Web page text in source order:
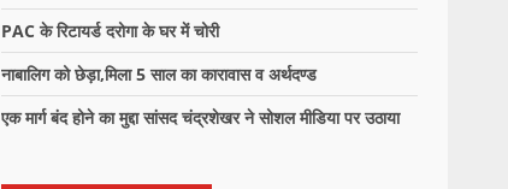
PAC के रिटायर्ड दरोगा के घर में चोरी
नाबालिग को छेड़ा,मिला 5 साल का कारावास व अर्थदण्ड
एक मार्ग बंद होने का मुद्दा सांसद चंद्रशेखर ने सोशल मीडिया पर उठाया